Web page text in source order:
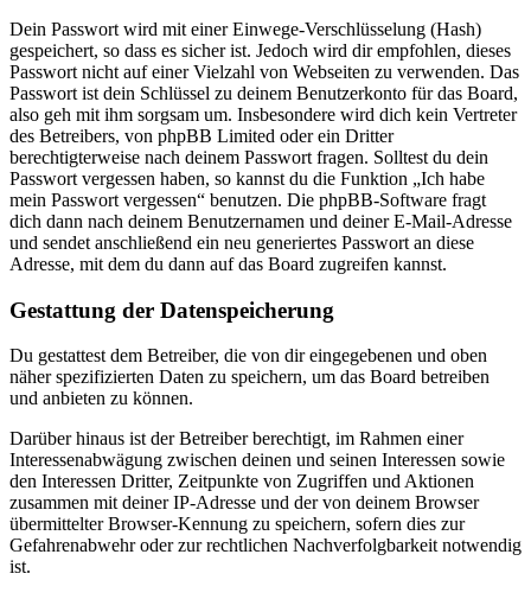
Dein Passwort wird mit einer Einwege-Verschlüsselung (Hash)
gespeichert, so dass es sicher ist. Jedoch wird dir empfohlen, dieses
Passwort nicht auf einer Vielzahl von Webseiten zu verwenden. Das
Passwort ist dein Schlüssel zu deinem Benutzerkonto für das Board,
also geh mit ihm sorgsam um. Insbesondere wird dich kein Vertreter
des Betreibers, von phpBB Limited oder ein Dritter
berechtigterweise nach deinem Passwort fragen. Solltest du dein
Passwort vergessen haben, so kannst du die Funktion „Ich habe
mein Passwort vergessen“ benutzen. Die phpBB-Software fragt
dich dann nach deinem Benutzernamen und deiner E-Mail-Adresse
und sendet anschließend ein neu generiertes Passwort an diese
Adresse, mit dem du dann auf das Board zugreifen kannst.
Gestattung der Datenspeicherung
Du gestattest dem Betreiber, die von dir eingegebenen und oben
näher spezifizierten Daten zu speichern, um das Board betreiben
und anbieten zu können.
Darüber hinaus ist der Betreiber berechtigt, im Rahmen einer
Interessenabwägung zwischen deinen und seinen Interessen sowie
den Interessen Dritter, Zeitpunkte von Zugriffen und Aktionen
zusammen mit deiner IP-Adresse und der von deinem Browser
übermittelter Browser-Kennung zu speichern, sofern dies zur
Gefahrenabwehr oder zur rechtlichen Nachverfolgbarkeit notwendig
ist.